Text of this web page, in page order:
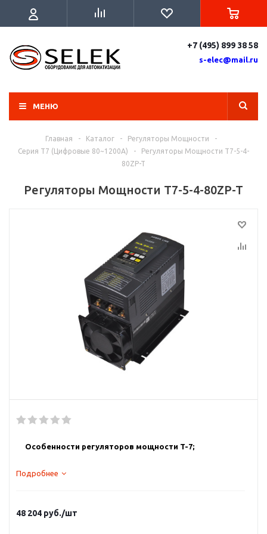
+7 (495) 899 38 58
s-elec@mail.ru
МЕНЮ
Главная - Каталог - Регуляторы Мощности
-
Серия T7 (Цифровые 80~1200A)
-
Регуляторы Мощности T7-5-4-
80ZP-T
Регуляторы Мощности T7-5-4-80ZP-T
Особенности регуляторов мощности T-7;
Подробнее
48 204 руб./шт